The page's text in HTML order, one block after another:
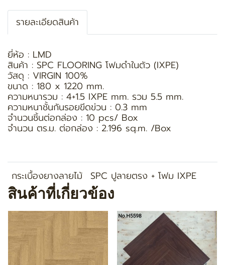
รายละเอียดสินค้า
ยี่ห้อ : LMD
สินค้า : SPC FLOORING โฟมดำในตัว (IXPE)
วัสดุ : VIRGIN 100%
ขนาด : 180 x 1220 mm.
ความหนารวม : 4+1.5 IXPE mm. รวม 5.5 mm.
ความหนาชั้นกันรอยขีดข่วน : 0.3 mm
จำนวนชิ้นต่อกล่อง : 10 pcs/ Box
จำนวน ตร.ม. ต่อกล่อง : 2.196 sq.m. /Box
กระเบื้องยางลายไม้ SPC ปูลายตรง + โฟม IXPE
สินค้าที่เกี่ยวข้อง